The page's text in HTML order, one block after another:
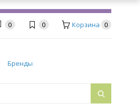
0 0 Корзина 0
Бренды